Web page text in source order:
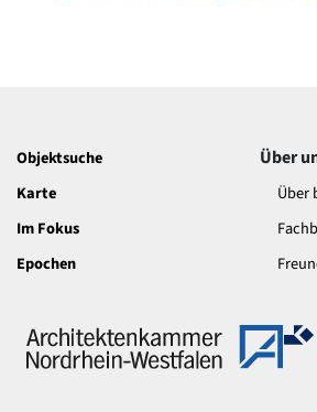
Objektsuche
Karte
Im Fokus
Epochen
Über
Über